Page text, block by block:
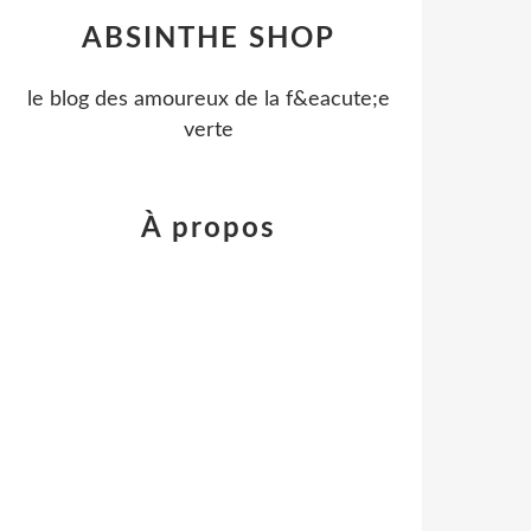
ABSINTHE SHOP
le blog des amoureux de la f&eacute;e
verte
À propos